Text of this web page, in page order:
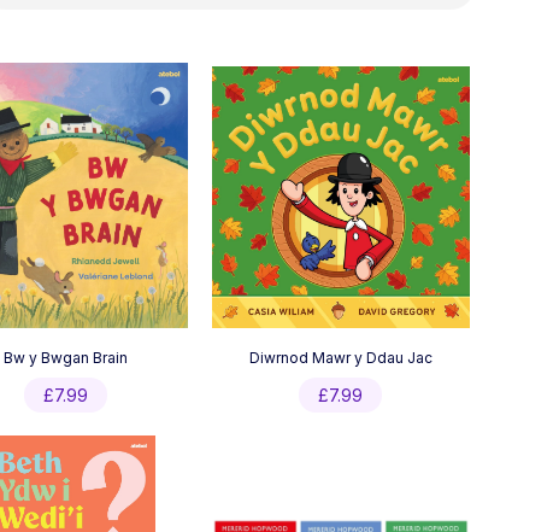
Bw y Bwgan Brain
£7.99
Diwrnod Mawr y Ddau Jac
£7.99